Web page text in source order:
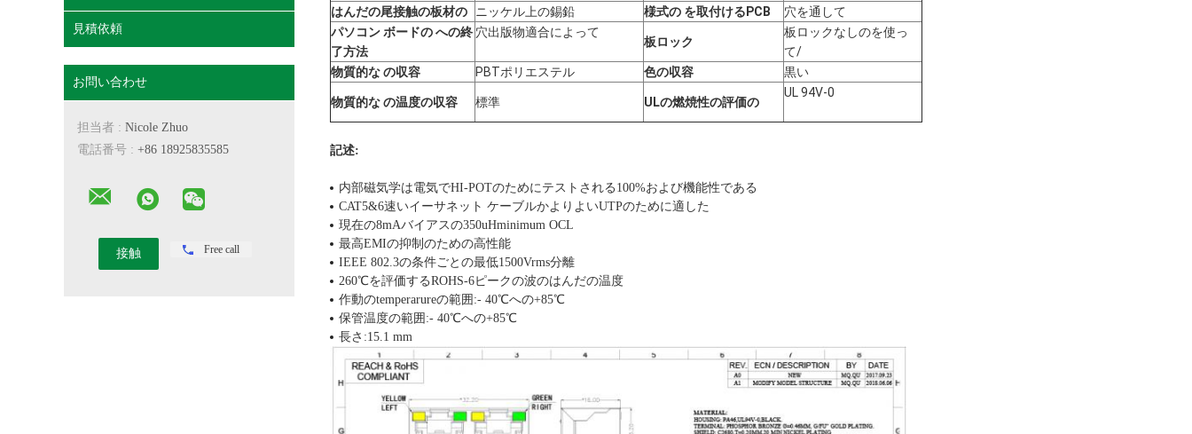
見積依頼
お問い合わせ
担当者 : Nicole Zhuo
電話番号 : +86 18925835585
Free call
はんだの尾接触の板材の
ニッケル上の錫鉛 様式の を取付けるPCB
穴を通して
パソコン ボードの への終
了方法
穴出版物適合によって
板ロック
板ロックなしのを使っ
て/
物質的な の収容
PBTポリエステル 色の収容 黒い
物質的な の温度の収容 標準 ULの燃焼性の評価の
UL 94V-0
記述:
内部磁気学は電気でHI-POTのためにテストされる100%および機能性である
CAT5&6速いイーサネット ケーブルかよりよいUTPのために適した
現在の8mAバイアスの350uHminimum OCL
最高EMIの抑制のための高性能
IEEE 802.3の条件ごとの最低1500Vrms分離
260℃を評価するROHS-6ピークの波のはんだの温度
作動のtemperarureの範囲:- 40℃への+85℃
保管温度の範囲:- 40℃への+85℃
長さ:15.1 mm